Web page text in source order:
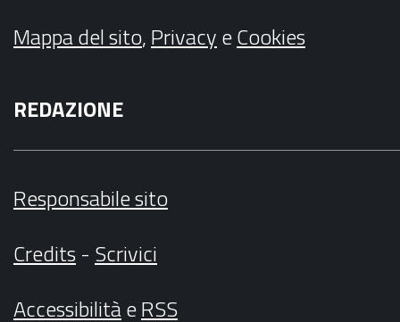
Mappa del sito,PrivacyeCookies
REDAZIONE
Responsabile sito
Credits- Scrivici
AccessibilitàeRSS